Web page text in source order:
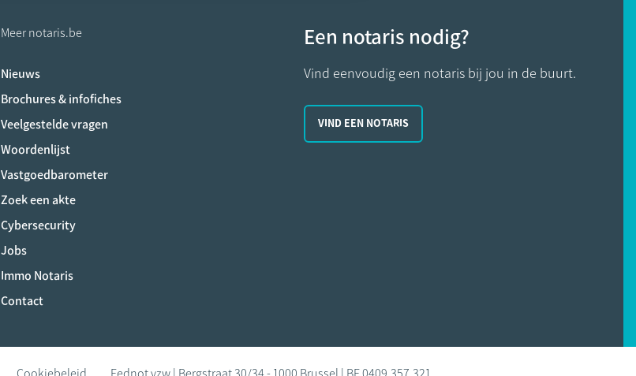
Meer notaris.be
Nieuws
Brochures & infofiches
Veelgestelde vragen
Woordenlijst
Vastgoedbarometer
Zoek een akte
Cybersecurity
Jobs
Immo Notaris
Contact
Een notaris nodig?
Vind eenvoudig een notaris bij jou in de buurt.
VIND EEN NOTARIS